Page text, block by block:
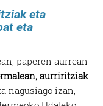
eta
eta
paperen aurrean
aurriritziak
nagusiago izan,